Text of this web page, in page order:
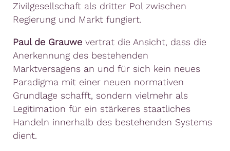
Zivilgesellschaft als dritter Pol zwischen
Regierung und Markt fungiert.
Paul de Grauwe vertrat die Ansicht, dass die
Anerkennung des bestehenden
Marktversagens an und für sich kein neues
Paradigma mit einer neuen normativen
Grundlage schafft, sondern vielmehr als
Legitimation für ein stärkeres staatliches
Handeln innerhalb des bestehenden Systems
dient.